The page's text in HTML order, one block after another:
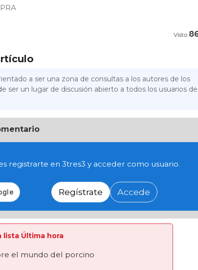
Visto
a ser una zona de consultas a los autores de los
ser un lugar de discusión abierto a todos los usuarios de
registrarte en 3tres3 y acceder como usuario.
Regístrate Accede
lista Última hora
el mundo del porcino